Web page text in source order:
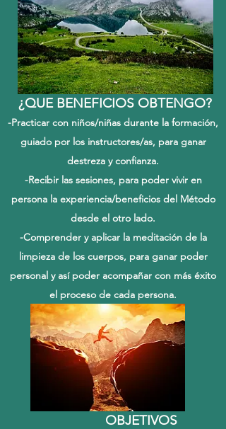
¿QUE BENEFICIOS OBTENGO?
-Practicar con niños/niñas durante la formación,
guiado por los instructores/as, para ganar
destreza y confianza.
-Recibir las sesiones, para poder vivir en
persona la experiencia/beneficios del Método
desde el otro lado.
-Comprender y aplicar la meditación de la
limpieza de los cuerpos, para ganar poder
personal y así poder acompañar con más éxito
el proceso de cada persona.
OBJETIVOS